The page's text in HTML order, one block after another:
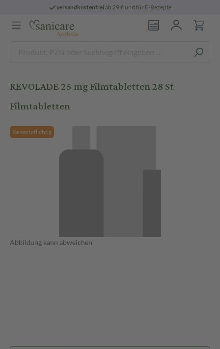
versandkostenfreiab 29 € und für E-Rezepte
REVOLADE 25 mg Filmtabletten 28 St
Filmtabletten
Rezeptpflichtig
Abbildung kann abweichen